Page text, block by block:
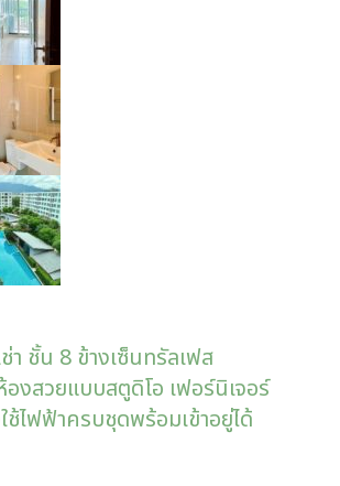
า ชั้น 8 ข้างเซ็นทรัลเฟส
องสวยแบบสตูดิโอ เฟอร์นิเจอร์
ช้ไฟฟ้าครบชุดพร้อมเข้าอยู่ได้